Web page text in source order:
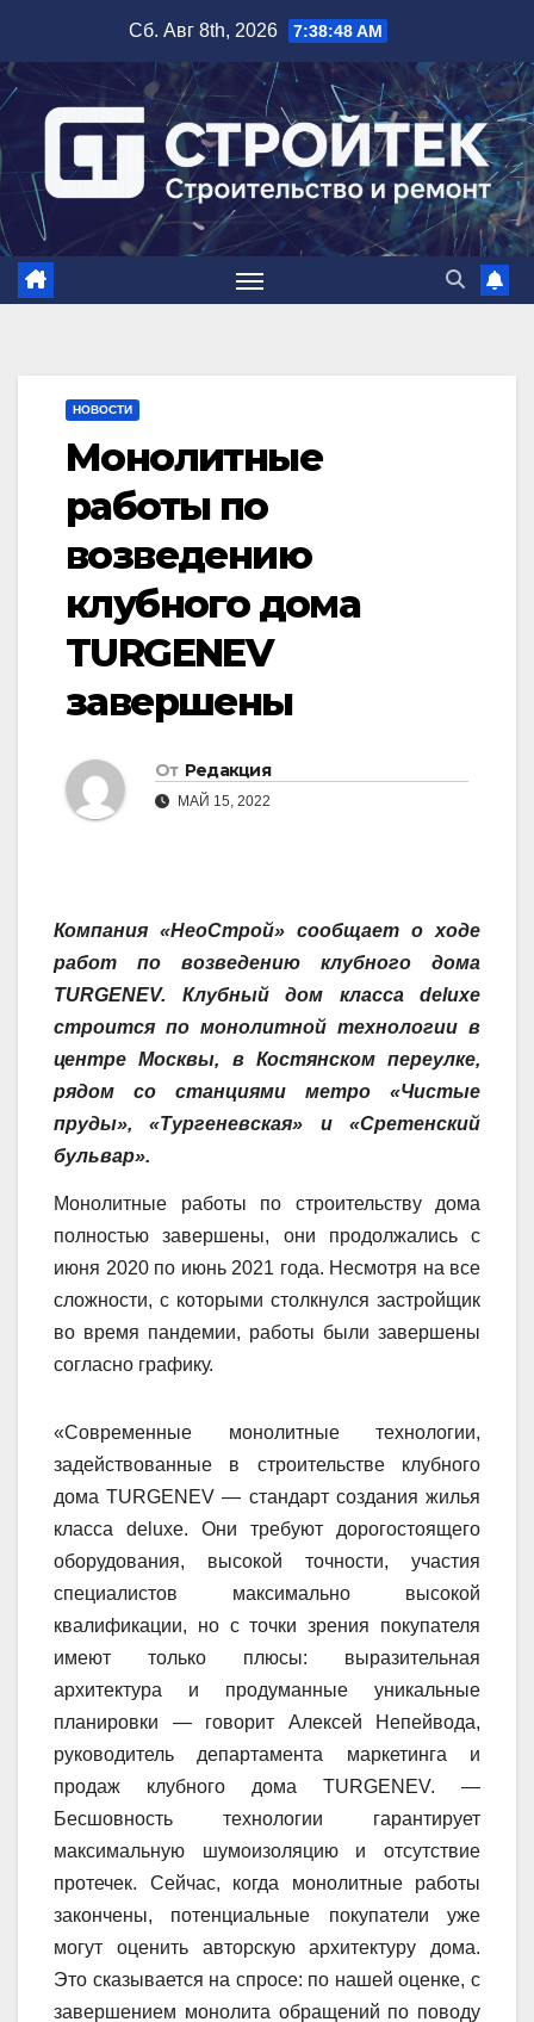
содержимому
Сб. Авг 8th, 2026 7:38:49 AM
НОВОСТИ
Монолитные
работы по
возведению
клубного дома
TURGENEV
завершены
От Редакция
МАЙ 15, 2022
Компания «НеоСтрой» сообщает о ходе
работ по возведению клубного дома
TURGENEV. Клубный дом класса deluxe
строится по монолитной технологии в
центре Москвы, в Костянском переулке,
рядом со станциями метро «Чистые
пруды», «Тургеневская» и «Сретенский
бульвар».
Монолитные работы по строительству дома
полностью завершены, они продолжались с
июня 2020 по июнь 2021 года. Несмотря на все
сложности, с которыми столкнулся застройщик
во время пандемии, работы были завершены
согласно графику.
«Современные монолитные технологии,
задействованные в строительстве клубного
дома TURGENEV — стандарт создания жилья
класса deluxe. Они требуют дорогостоящего
оборудования, высокой точности, участия
специалистов максимально высокой
квалификации, но с точки зрения покупателя
имеют только плюсы: выразительная
архитектура и продуманные уникальные
планировки — говорит Алексей Непейвода,
руководитель департамента маркетинга и
продаж клубного дома TURGENEV. —
Бесшовность технологии гарантирует
максимальную шумоизоляцию и отсутствие
протечек. Сейчас, когда монолитные работы
закончены, потенциальные покупатели уже
могут оценить авторскую архитектуру дома.
Это сказывается на спросе: по нашей оценке, с
завершением монолита обращений по поводу